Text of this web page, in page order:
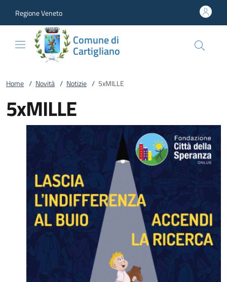
Regione Veneto
Comune di
Cartigliano
Home / Novità / Notizie / 5xMILLE
5xMILLE